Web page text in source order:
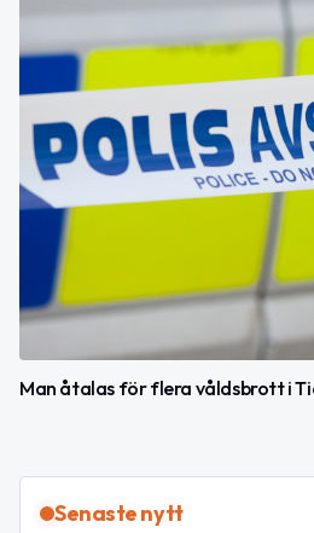
Man åtalas för flera våldsbrott i
Senaste nytt